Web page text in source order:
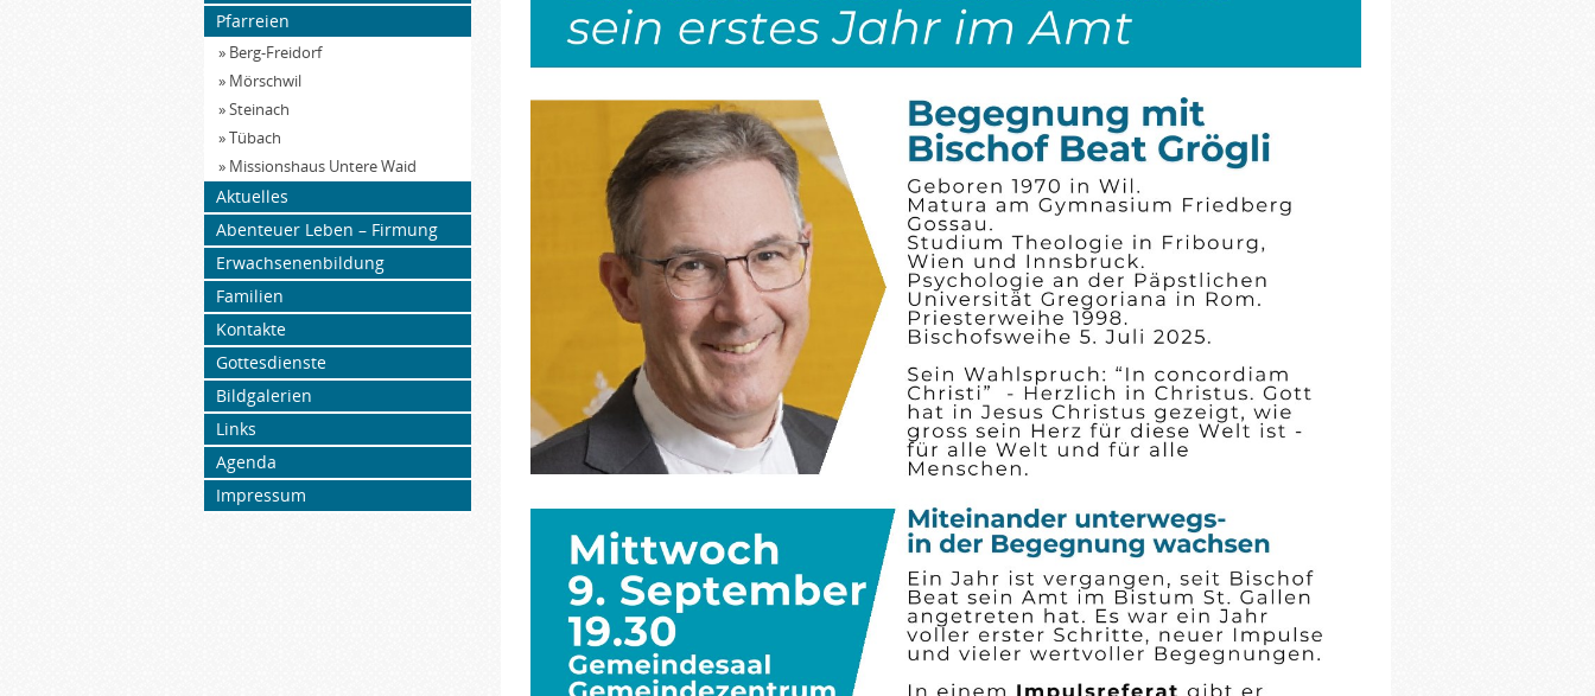
Pfarreien
» Berg-Freidorf
» Mörschwil
» Steinach
» Tübach
» Missionshaus Untere Waid
Aktuelles
Abenteuer Leben – Firmung
Erwachsenenbildung
Familien
Kontakte
Gottesdienste
Bildgalerien
Links
Agenda
Impressum